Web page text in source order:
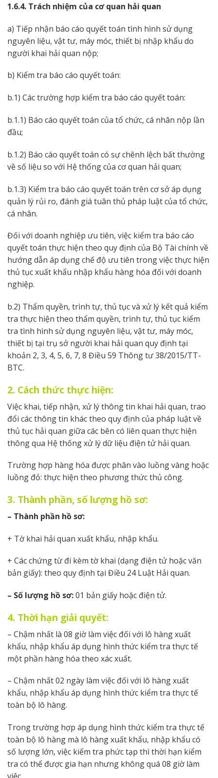
1.6.4. Trách nhiệm của cơ quan hải quan
a) Tiếp nhận báo cáo quyết toán tình hình sử dụng
nguyên liệu, vật tư, máy móc, thiết bị nhập khẩu do
người khai hải quan nộp;
b) Kiểm tra báo cáo quyết toán:
b.1) Các trường hợp kiểm tra báo cáo quyết toán:
b.1.1) Báo cáo quyết toán của tổ chức, cá nhân nộp lần
đầu;
b.1.2) Báo cáo quyết toán có sự chênh lệch bất thường
về số liệu so với Hệ thống của cơ quan hải quan;
b.1.3) Kiểm tra báo cáo quyết toán trên cơ sở áp dụng
quản lý rủi ro, đánh giá tuân thủ pháp luật của tổ chức,
cá nhân.
Đối với doanh nghiệp ưu tiên, việc kiểm tra báo cáo
quyết toán thực hiện theo quy định của Bộ Tài chính về
hướng dẫn áp dụng chế độ ưu tiên trong việc thực hiện
thủ tục xuất khẩu nhập khẩu hàng hóa đối với doanh
nghiệp.
b.2) Thẩm quyền, trình tự, thủ tục và xử lý kết quả kiểm
tra thực hiện theo thẩm quyền, trình tự, thủ tục kiểm
tra tình hình sử dụng nguyên liệu, vật tư, máy móc,
thiết bị tại trụ sở người khai hải quan quy định tại
khoản 2, 3, 4, 5, 6, 7, 8 Điều 59 Thông tư 38/2015/TT-
BTC.
2. Cách thức thực hiện:
Việc khai, tiếp nhận, xử lý thông tin khai hải quan, trao
đổi các thông tin khác theo quy định của pháp luật về
thủ tục hải quan giữa các bên có liên quan thực hiện
thông qua Hệ thống xử lý dữ liệu điện tử hải quan.
Trường hợp hàng hóa được phân vào luồng vàng hoặc
luồng đỏ: thực hiện theo phương thức thủ công.
3. Thành phần, số lượng hồ sơ:
– Thành phần hồ sơ:
+ Tờ khai hải quan xuất khẩu, nhập khẩu.
+ Các chứng từ đi kèm tờ khai (dạng điện tử hoặc văn
bản giấy): theo quy định tại Điều 24 Luật Hải quan.
– Số lượng hồ sơ:01 bản giấy hoặc điện tử.
4. Thời hạn giải quyết:
– Chậm nhất là 08 giờ làm việc đối với lô hàng xuất
khẩu, nhập khẩu áp dụng hình thức kiểm tra thực tế
một phần hàng hóa theo xác xuất.
– Chậm nhất 02 ngày làm việc đối với lô hàng xuất
khẩu, nhập khẩu áp dụng hình thức kiểm tra thực tế
toàn bộ lô hàng.
Trong trường hợp áp dụng hình thức kiểm tra thực tế
toàn bộ lô hàng mà lô hàng xuất khẩu, nhập khẩu có
số lượng lớn, việc kiểm tra phức tạp thì thời hạn kiểm
tra có thể được gia hạn nhưng không quá 08 giờ làm